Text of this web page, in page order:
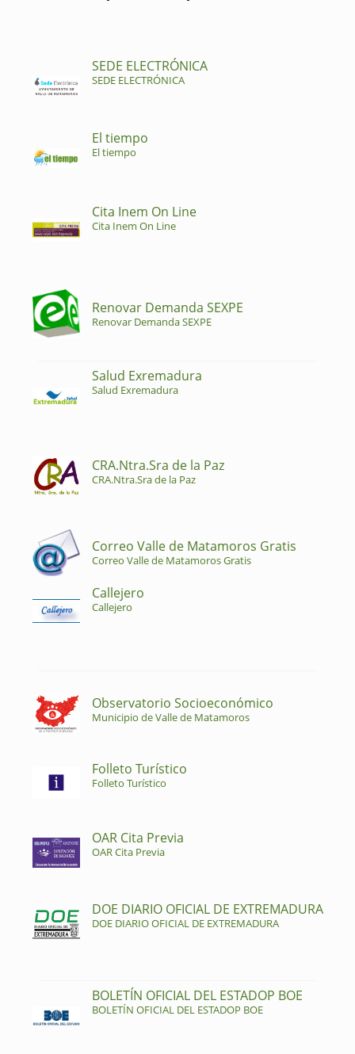
SEDE ELECTRÓNICA
SEDE ELECTRÓNICA
El tiempo
El tiempo
Cita Inem On Line
Cita Inem On Line
Renovar Demanda SEXPE
Renovar Demanda SEXPE
Salud Exremadura
Salud Exremadura
CRA.Ntra.Sra de la Paz
CRA.Ntra.Sra de la Paz
Correo Valle de Matamoros Gratis
Correo Valle de Matamoros Gratis
Callejero
Callejero
Observatorio Socioeconómico
Municipio de Valle de Matamoros
Folleto Turístico
Folleto Turístico
OAR Cita Previa
OAR Cita Previa
DOE DIARIO OFICIAL DE EXTREMADURA
DOE DIARIO OFICIAL DE EXTREMADURA
BOLETÍN OFICIAL DEL ESTADOP BOE
BOLETÍN OFICIAL DEL ESTADOP BOE